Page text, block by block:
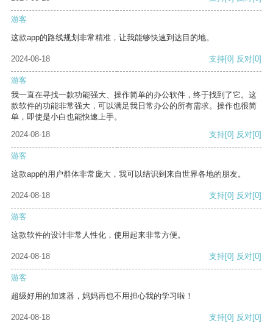
游客
这款app的路线规划非常精准，让我能够快速到达目的地。
2024-08-18 支持[0] 反对[0]
游客
我一直在寻找一款功能强大、操作简单的办公软件，终于找到了它。这
款软件的功能非常强大，可以满足我日常办公的所有需求。操作也很简
单，即使是小白也能快速上手。
2024-08-18
支持[0] 反对[0]
游客
这款app的用户群体非常庞大，我可以结识到来自世界各地的朋友。
2024-08-18 支持[0] 反对[0]
游客
这款软件的设计非常人性化，使用起来非常方便。
2024-08-18 支持[0] 反对[0]
游客
超级好用的加速器，妈妈再也不用担心我的学习啦！
2024-08-18 支持[0] 反对[0]